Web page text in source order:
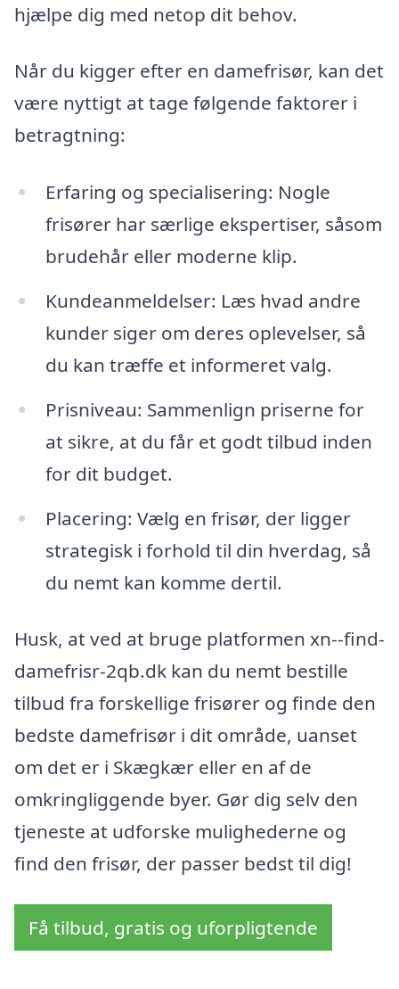
hjælpe dig med netop dit behov.
Når du kigger efter en damefrisør, kan det
være nyttigt at tage følgende faktorer i
betragtning:
Erfaring og specialisering: Nogle
frisører har særlige ekspertiser, såsom
brudehår eller moderne klip.
Kundeanmeldelser: Læs hvad andre
kunder siger om deres oplevelser, så
du kan træffe et informeret valg.
Prisniveau: Sammenlign priserne for
at sikre, at du får et godt tilbud inden
for dit budget.
Placering: Vælg en frisør, der ligger
strategisk i forhold til din hverdag, så
du nemt kan komme dertil.
Husk, at ved at bruge platformen xn--find-
damefrisr-2qb.dk kan du nemt bestille
tilbud fra forskellige frisører og finde den
bedste damefrisør i dit område, uanset
om det er i Skægkær eller en af de
omkringliggende byer. Gør dig selv den
tjeneste at udforske mulighederne og
find den frisør, der passer bedst til dig!
Få tilbud, gratis og uforpligtende